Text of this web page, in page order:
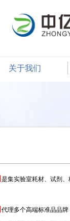
关于我们
是集实验室耗材、试剂
代理多个高端标准品品牌